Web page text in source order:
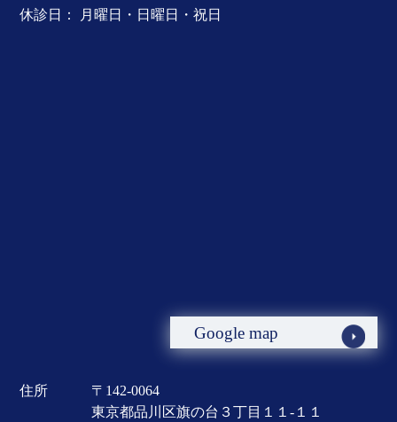
休診日： 月曜日・日曜日・祝日
Google map
住所
〒142-0064
東京都品川区旗の台３丁目１１-１１